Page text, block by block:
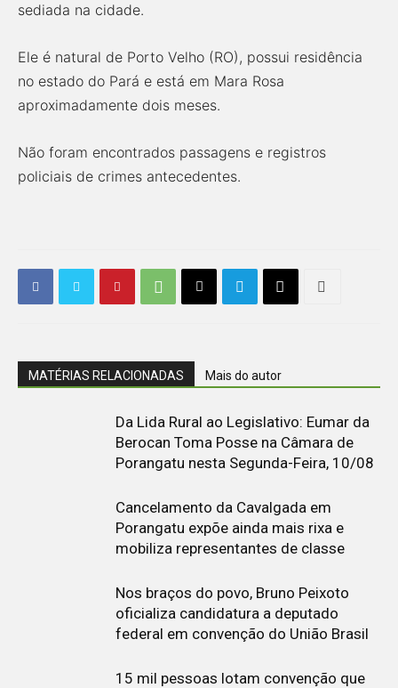
sediada na cidade.
Ele é natural de Porto Velho (RO), possui residência
no estado do Pará e está em Mara Rosa
aproximadamente dois meses.
Não foram encontrados passagens e registros
policiais de crimes antecedentes.
MATÉRIAS RELACIONADAS Mais do autor
Da Lida Rural ao Legislativo: Eumar da
Berocan Toma Posse na Câmara de
Porangatu nesta Segunda-Feira, 10/08
Cancelamento da Cavalgada em
Porangatu expõe ainda mais rixa e
mobiliza representantes de classe
Nos braços do povo, Bruno Peixoto
oficializa candidatura a deputado
federal em convenção do União Brasil
15 mil pessoas lotam convenção que